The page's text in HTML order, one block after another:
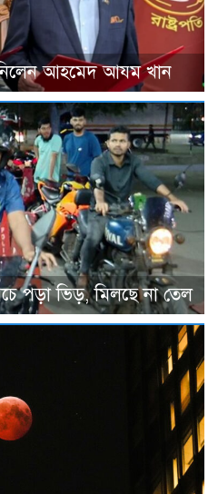
নিলেন আহমেদ আযম খান
পড়া ভিড়, মিলছে না তেল